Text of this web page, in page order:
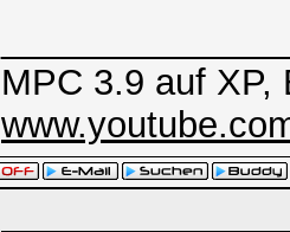
MPC 3.9 auf XP,